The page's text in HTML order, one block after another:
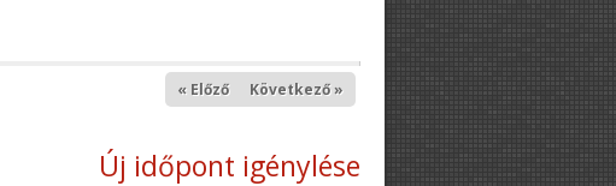
« Előző Következő »
Új időpont igénylése